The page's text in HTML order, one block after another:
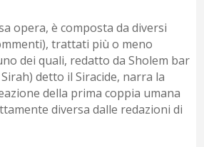
opera, è composta da diversi
trattati più o meno
dei quali, redatto da Sholem bar
detto il Siracide, narra la
della prima coppia umana
diversa dalle redazioni di